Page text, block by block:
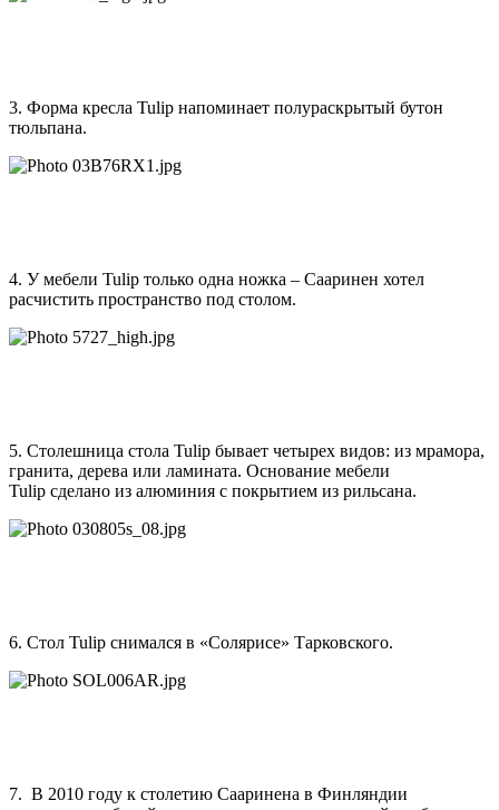
3. Форма кресла Tulip напоминает полураскрытый бутон
тюльпана.
4. У мебели Tulip только одна ножка – Сааринен хотел
расчистить пространство под столом.
5. Столешница стола Tulip бывает четырех видов: из мрамора,
гранита, дерева или ламината. Основание мебели
Tulip сделано из алюминия с покрытием из рильсана.
6. Cтол Tulip снимался в «Солярисе» Тарковского.
7. В 2010 году к столетию Сааринена в Финляндии